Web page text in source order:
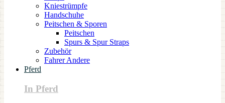
Kniestrümpfe
Handschuhe
Peitschen & Sporen
Peitschen
Spurs & Spur Straps
Zubehör
Fahrer Andere
Pferd
In Pferd